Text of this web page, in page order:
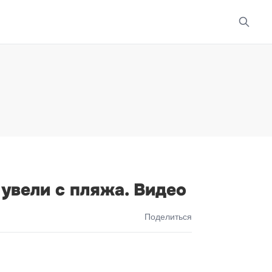
с пляжа. Видео
Поделиться